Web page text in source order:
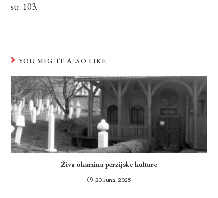
str. 103.
YOU MIGHT ALSO LIKE
Živa okamina perzijske kulture
23 Juna, 2025